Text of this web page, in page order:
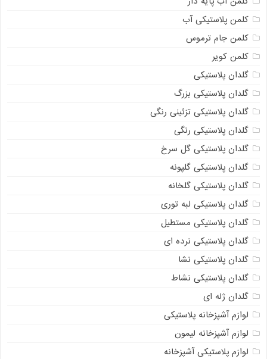
کلمن پلاستیکی آب
کلمن جام ترموس
کلمن کویر
گلدان پلاستیکی
گلدان پلاستیکی بزرگ
گلدان پلاستیکی تزئینی رنگی
گلدان پلاستیکی رنگی
گلدان پلاستیکی گل سرخ
گلدان پلاستیکی گلپونه
گلدان پلاستیکی گلخانه
گلدان پلاستیکی لبه توری
گلدان پلاستیکی مستطیل
گلدان پلاستیکی نرده ای
گلدان پلاستیکی نشا
گلدان پلاستیکی نشاط
گلدان ژله ای
لوازم آشپزخانه پلاستیکی
لوازم آشپزخانه لیمون
لوازم پلاستیکی آشپزخانه